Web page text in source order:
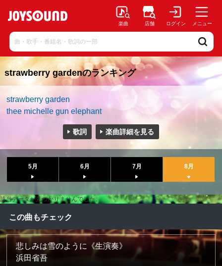
楽曲 店舗 ログイン メニュー
strawberry gardenのランキング
strawberry garden
thee michelle gun elephant
歌詞 楽曲詳細を見る
5月 6月 7月 8月
該当データが見つかりませんでした。
この曲もチェック
悲しみは雪のように《生演奏》
浜田省吾